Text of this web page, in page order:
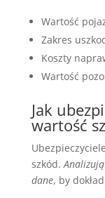
Wartość
Zakres
Koszty
Wartość
Jak
wartość
szkód.
dane, by